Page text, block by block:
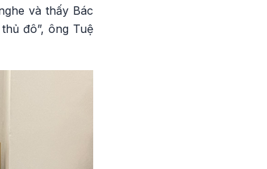
và thấy Bác
đô”, ông Tuệ